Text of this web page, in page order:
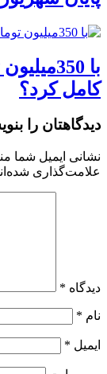
با
کامل کرد؟
دیدگاهتان را
نشانی ایمیل شما
علامت‌گذاری
دیدگاه *
نام *
ایمیل *